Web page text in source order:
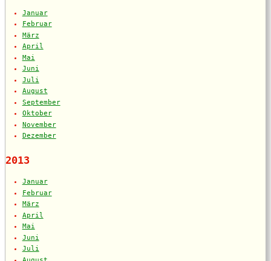
Januar
Februar
März
April
Mai
Juni
Juli
August
September
Oktober
November
Dezember
2013
Januar
Februar
März
April
Mai
Juni
Juli